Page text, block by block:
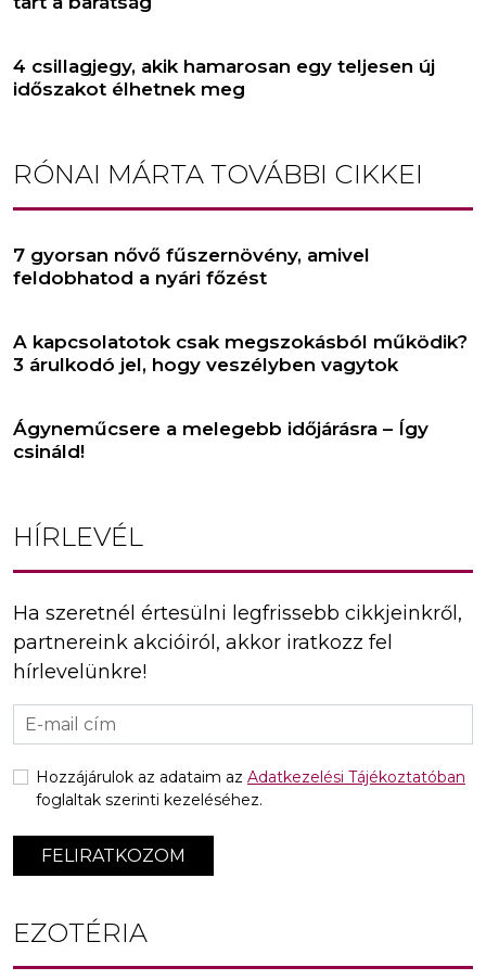
4 csillagjegy, akik hamarosan egy teljesen új
időszakot élhetnek meg
RÓNAI MÁRTA TOVÁBBI CIKKEI
7 gyorsan nővő fűszernövény, amivel
feldobhatod a nyári főzést
A kapcsolatotok csak megszokásból működik?
3 árulkodó jel, hogy veszélyben vagytok
Ágyneműcsere a melegebb időjárásra – Így
csináld!
HÍRLEVÉL
Ha szeretnél értesülni legfrissebb cikkjeinkről,
partnereink akcióiról, akkor iratkozz fel
hírlevelünkre!
FELIRATKOZOM
Hozzájárulok az adataim az Adatkezelési Tájékoztatóban
foglaltak szerinti kezeléséhez.
EZOTÉRIA